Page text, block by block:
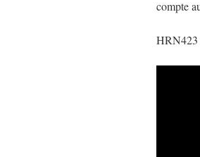
compte